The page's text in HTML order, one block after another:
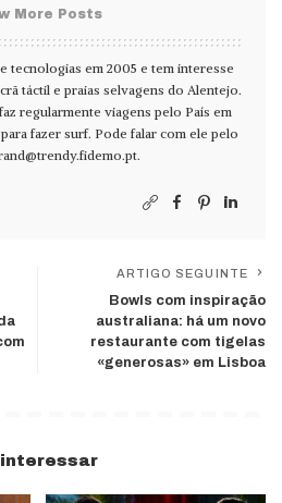
More Posts
tecnologias em 2005 e tem interesse
táctil e praias selvagens do Alentejo.
regularmente viagens pelo País em
fazer surf. Pode falar com ele pelo
.
ARTIGO SEGUINTE
Bowls com inspiração
australiana: há um novo
restaurante com tigelas
«generosas» em Lisboa
interessar